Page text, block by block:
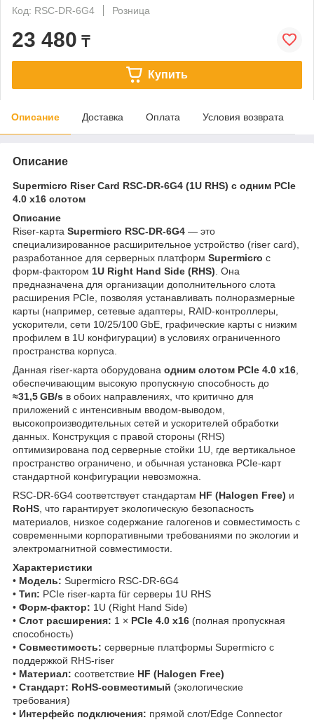
Код: RSC-DR-6G4
Розница
23 480 ₸
Купить
Описание Доставка Оплата Условия возврата
Описание
Supermicro Riser Card RSC‑DR‑6G4 (1U RHS) с одним PCIe
4.0 x16 слотом
Описание
Riser‑карта Supermicro RSC‑DR‑6G4 — это
специализированное расширительное устройство (riser card),
разработанное для серверных платформ Supermicro с
форм‑фактором 1U Right Hand Side (RHS) . Она
предназначена для организации дополнительного слота
расширения PCIe, позволяя устанавливать полноразмерные
карты (например, сетевые адаптеры, RAID‑контроллеры,
ускорители, сети 10/25/100 GbE, графические карты с низким
профилем в 1U конфигурации) в условиях ограниченного
пространства корпуса.
Данная riser‑карта оборудована одним слотом PCIe 4.0 x16
обеспечивающим высокую пропускную способность до
≈31,5 GB/s в обоих направлениях, что критично для
приложений с интенсивным вводом‑выводом,
высокопроизводительных сетей и ускорителей обработки
данных. Конструкция с правой стороны (RHS)
оптимизирована под серверные стойки 1U, где вертикальное
пространство ограничено, и обычная установка PCIe‑карт
стандартной конфигурации невозможна.
RSC‑DR‑6G4 соответствует стандартам HF (Halogen Free) и
RoHS , что гарантирует экологическую безопасность
материалов, низкое содержание галогенов и совместимость с
современными корпоративными требованиями по экологии и
электромагнитной совместимости.
Характеристики
• Модель: Supermicro RSC‑DR‑6G4
• Тип: PCIe riser‑карта für серверы 1U RHS
• Форм‑фактор: 1U (Right Hand Side)
• Слот расширения: 1 × PCIe 4.0 x16 (полная пропускная
способность)
• Совместимость: серверные платформы Supermicro с
поддержкой RHS‑riser
• Материал: соответствие HF (Halogen Free)
• Стандарт: RoHS‑совместимый (экологические
требования)
• Интерфейс подключения: прямой слот/Edge Connector